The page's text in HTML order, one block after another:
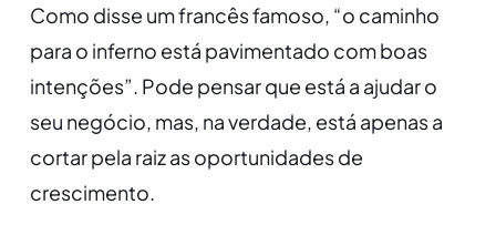
Como disse um francês famoso, “o caminho
para o inferno está pavimentado com boas
intenções”. Pode pensar que está a ajudar o
seu negócio, mas, na verdade, está apenas a
cortar pela raiz as oportunidades de
crescimento.